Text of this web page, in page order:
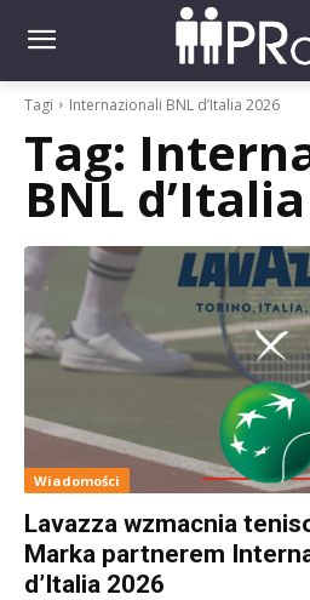
Tagi Internazionali BNL d’Italia 2026
Tag:
BNL
Wiadomości
Lavazza wzmacnia
Marka partnerem
d’Italia 2026